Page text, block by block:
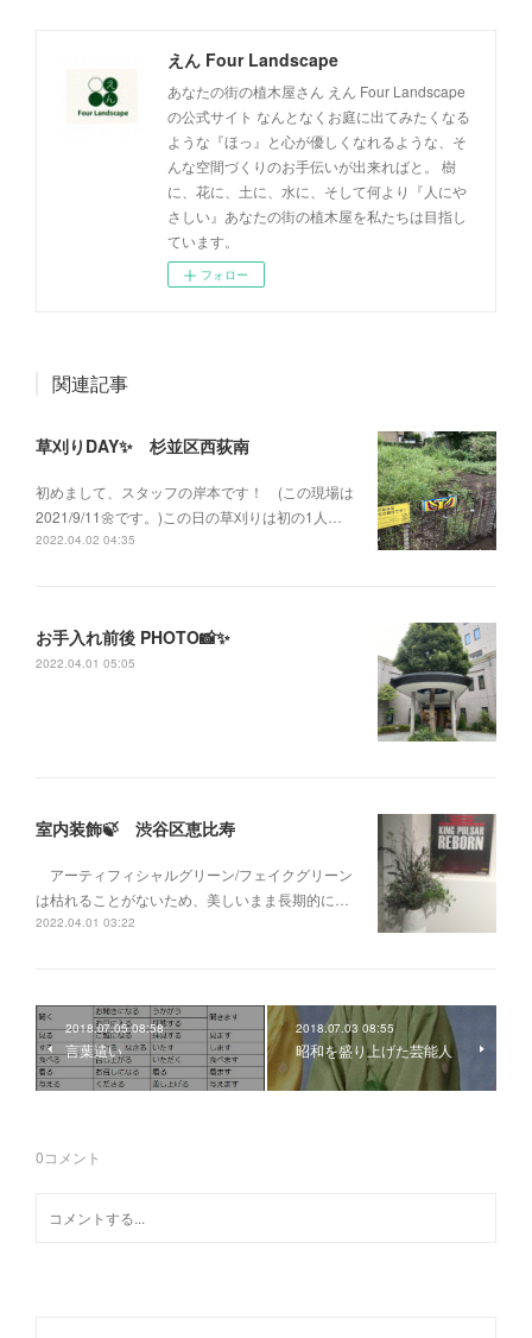
えん Four Landscape
あなたの街の植木屋さん えん Four Landscape
の公式サイト なんとなくお庭に出てみたくなる
ような『ほっ』と心が優しくなれるような、そ
んな空間づくりのお手伝いが出来ればと。 樹
に、花に、土に、水に、そして何より『人にや
さしい』あなたの街の植木屋を私たちは目指し
ています。
フォロー
関連記事
草刈りDAY✨ 杉並区西荻南
初めまして、スタッフの岸本です！ (この現場は
2021/9/11🌼です。)この日の草刈りは初の1人…
2022.04.02 04:35
お手入れ前後 PHOTO📸✨
2022.04.01 05:05
室内装飾🍃 渋谷区恵比寿
アーティフィシャルグリーン/フェイクグリーン
は枯れることがないため、美しいまま長期的に…
2022.04.01 03:22
2018.07.05 08:58
言葉遣い
2018.07.03 08:55
昭和を盛り上げた芸能人
0コメント